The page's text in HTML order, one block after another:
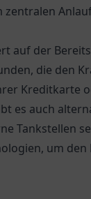
auf der
die den
Kreditkarte
es auch
Tankstellen
um